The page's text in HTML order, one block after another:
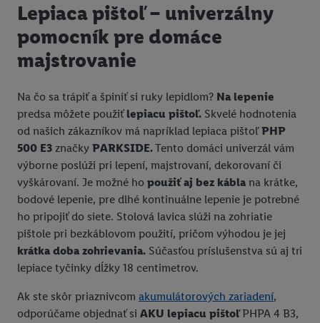
Lepiaca pištoľ – univerzálny
pomocník pre domáce
majstrovanie
Na čo sa trápiť a špiniť si ruky lepidlom? Na lepenie
predsa môžete použiťlepiacu pištoľ. Skvelé hodnotenia
od našich zákazníkov má napríklad lepiaca pištoľPHP
500 E3 značky PARKSIDE.Tento domáci univerzál vám
výborne poslúži pri lepení, majstrovaní, dekorovaní či
vyškárovaní. Je možné ho použiť aj bez kábla na krátke,
bodové lepenie, pre dlhé kontinuálne lepenie je potrebné
ho pripojiť do siete. Stolová lavica slúži na zohriatie
pištole pri bezkáblovom použití, pričom výhodou je jej
krátka doba zohrievania. Súčasťou príslušenstva sú aj tri
lepiace tyčinky dĺžky 18 centimetrov.
Ak ste skôr priaznivcom akumulátorových zariadení,
odporúčame objednať si AKU lepiacu pištoľPHPA 4 B3,